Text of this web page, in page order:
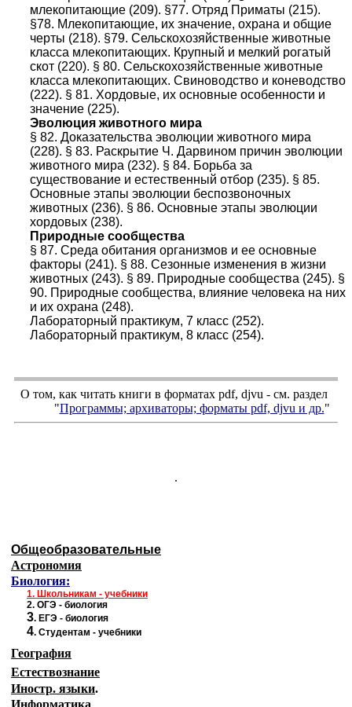
млекопитающие (209). §77. Отряд Приматы (215).
§78. Млекопитающие, их значение, охрана и общие
черты (218). §79. Сельскохозяйственные животные
класса млекопитающих. Крупный и мелкий рогатый
скот (220). § 80. Сельскохозяйственные животные
класса млекопитающих. Свиноводство и коневодство
(222). § 81. Хордовые, их основные особенности и
значение (225).
Эволюция животного мира
§ 82. Доказательства эволюции животного мира
(228). § 83. Раскрытие Ч. Дарвином причин эволюции
животного мира (232). § 84. Борьба за
существование и естественный отбор (235). § 85.
Основные этапы эволюции беспозвоночных
животных (236). § 86. Основные этапы эволюции
хордовых (238).
Природные сообщества
§ 87. Среда обитания организмов и ее основные
факторы (241). § 88. Сезонные изменения в жизни
животных (243). § 89. Природные сообщества (245). §
90. Природные сообщества, влияние человека на них
и их охрана (248).
Лабораторный практикум, 7 класс (252).
Лабораторный практикум, 8 класс (254).
О том, как читать книги в форматах pdf, djvu - см. раздел
"Программы; архиваторы; форматы pdf, djvu и др."
.
Общеобразовательные
Астрономия
Биология:
1. Школьникам - учебники
2. ОГЭ - биология
3. ЕГЭ - биология
4. Студентам - учебники
География
Естествознание
Иностр. языки.
Информатика